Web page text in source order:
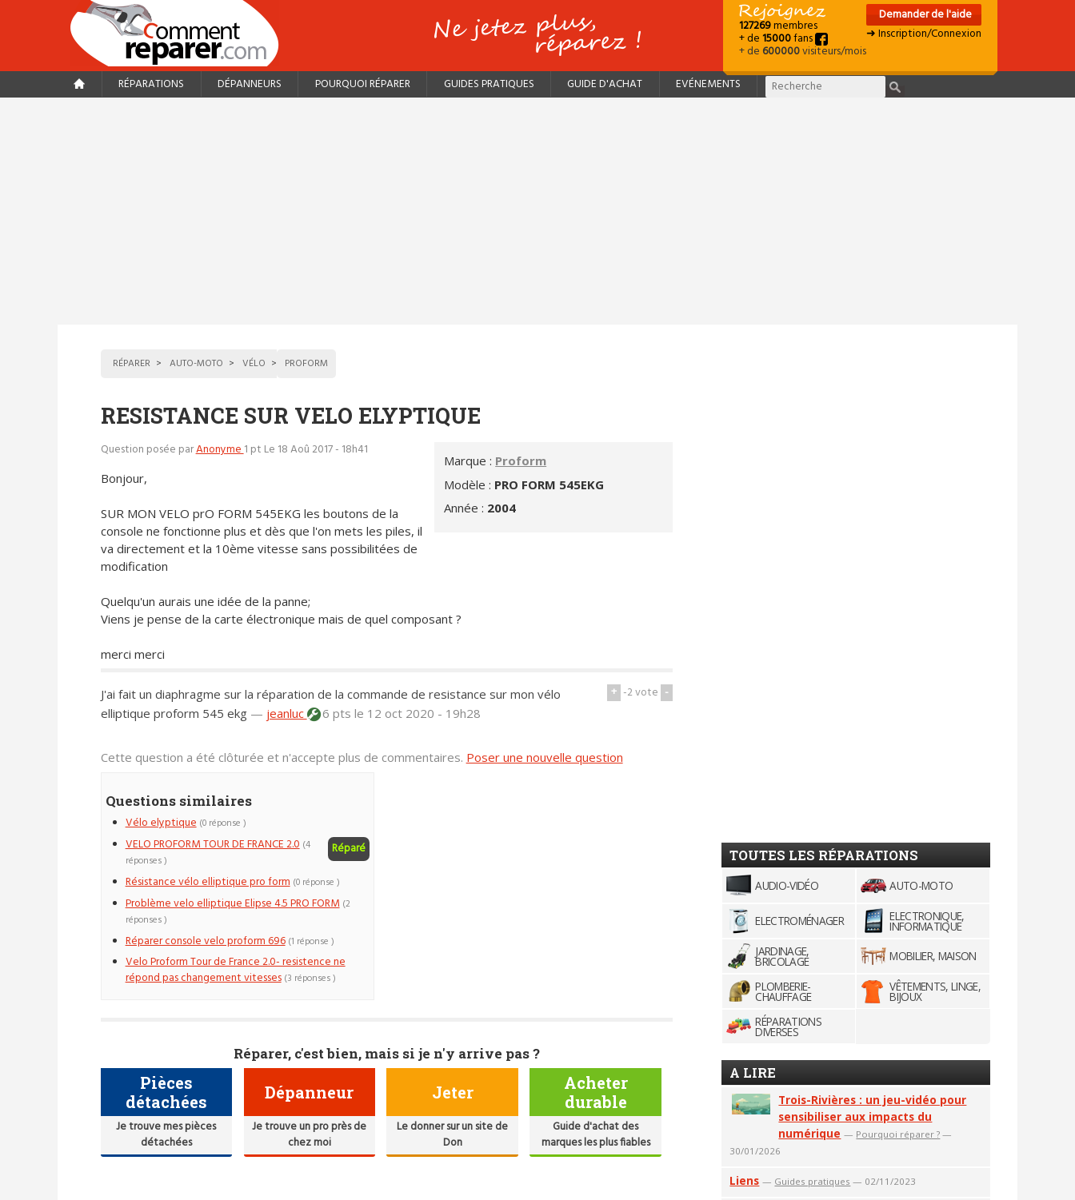
127269membres
+ de15000fans
+ de600000visiteurs/mois
Demander de l'aide
➜ Inscription/Connexion
RÉPARATIONS DÉPANNEURS POURQUOI RÉPARER GUIDES PRATIQUES GUIDE D'ACHAT EVÉNEMENTS
RÉPARER AUTO-MOTO VÉLO PROFORM
RESISTANCE SUR VELO ELYPTIQUE
Marque : Proform
Modèle : PRO FORM 545EKG
Année : 2004
Question posée parAnonyme1 pt Le 18 Aoû 2017 - 18h41
Bonjour,
SUR MON VELO prO FORM 545EKG les boutons de la
console ne fonctionne plus et dès que l'on mets les piles, il
va directement et la 10ème vitesse sans possibilitées de
modification
Quelqu'un aurais une idée de la panne;
Viens je pense de la carte électronique mais de quel composant ?
merci merci
+ -2vote -
J'ai fait un diaphragme sur la réparation de la commande de resistance sur mon vélo
elliptique proform 545 ekg — jeanluc 6 pts le 12 oct 2020 - 19h28
Cette question a été clôturée et n'accepte plus de commentaires. Poser une nouvelle question
Questions similaires
Vélo elyptique (0 réponse )
VELO PROFORM TOUR DE FRANCE 2.0 Réparé
(4
réponses )
Résistance vélo elliptique pro form (0 réponse )
Problème velo elliptique Elipse 4.5 PRO FORM (2
réponses )
Réparer console velo proform 696 (1 réponse )
Velo Proform Tour de France 2.0- resistence ne
répond pas changement vitesses (3 réponses )
Réparer, c'est bien, mais si je n'y arrive pas ?
Pièces
détachées
Je trouve mes pièces
détachées
Dépanneur
Je trouve un pro près de
chez moi
Jeter
Le donner sur un site de
Don
Acheter
durable
Guide d'achat des
marques les plus fiables
TOUTES LES RÉPARATIONS
AUDIO-VIDÉO AUTO-MOTO
ELECTROMÉNAGER ELECTRONIQUE,
INFORMATIQUE
JARDINAGE,
BRICOLAGE
MOBILIER, MAISON
PLOMBERIE-
CHAUFFAGE
VÊTEMENTS, LINGE,
BIJOUX
RÉPARATIONS
DIVERSES
A LIRE
Trois-Rivières : un jeu-vidéo pour
sensibiliser aux impacts du
numérique — Pourquoi réparer ? —
30/01/2026
Liens — Guides pratiques — 02/11/2023